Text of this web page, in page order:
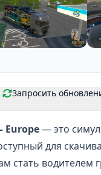
Запросить
Europe— это
для
стать